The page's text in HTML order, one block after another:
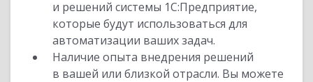
и решений системы 1С:Предприятие,
которые будут использоваться для
автоматизации ваших задач.
Наличие опыта внедрения решений
в вашей или близкой отрасли. Вы можете